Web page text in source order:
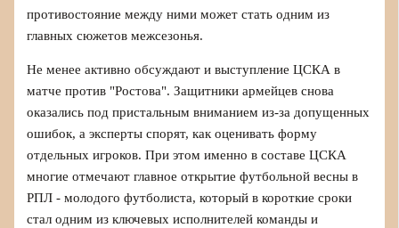
противостояние между ними может стать одним из
главных сюжетов межсезонья.
Не менее активно обсуждают и выступление ЦСКА в
матче против "Ростова". Защитники армейцев снова
оказались под пристальным вниманием из‑за допущенных
ошибок, а эксперты спорят, как оценивать форму
отдельных игроков. При этом именно в составе ЦСКА
многие отмечают главное открытие футбольной весны в
РПЛ - молодого футболиста, который в короткие сроки
стал одним из ключевых исполнителей команды и